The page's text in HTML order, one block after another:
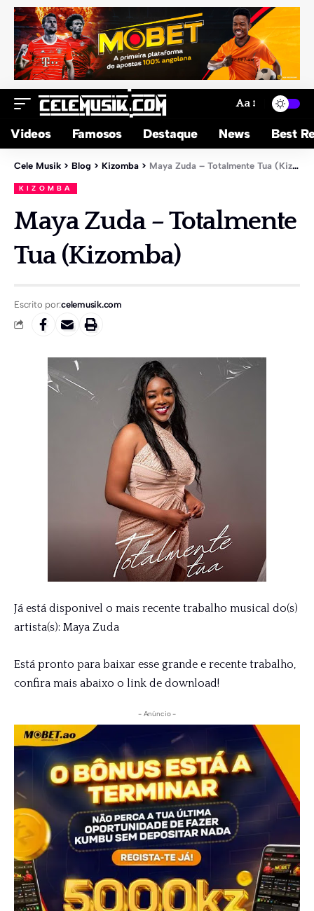
Aa
Videos Famosos Destaque News Best
Cele Musik > Blog > Kizomba > Maya Zuda – Totalmente Tua (Kizomba)
KIZOMBA
Maya Zuda – Totalmente
Tua (Kizomba)
Escrito por:celemusik.com
Já está disponivel o mais recente trabalho musical do(s)
artista(s): Maya Zuda
Está pronto para baixar esse grande e recente trabalho,
confira mais abaixo o link de download!
- Anúncio -